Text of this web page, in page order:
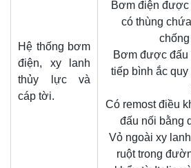
Hệ thống bơm
điện, xy lanh
thủy lực và
cáp tời.
Bơm điện được
có thùng
Bơm được đấu
tiếp bình ắc
Có remost điều
đấu nối bằng
Vỏ ngoài xy
ruột trong